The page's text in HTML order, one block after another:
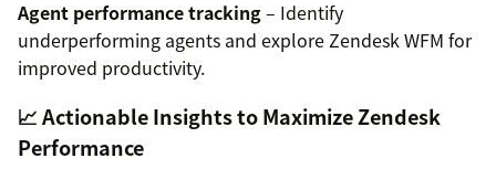
Agent performance tracking– Identify
underperforming agents and explore Zendesk WFM for
improved productivity.
📈 Actionable Insights to Maximize Zendesk
Performance